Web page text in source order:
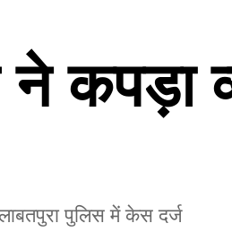
कपड़ा
पुलिस में केस दर्ज